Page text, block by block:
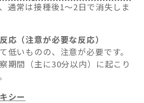
通常は接種後1〜2日で消失しま
（注意が必要な反応）
低いものの、注意が必要です。
期間（主に30分以内）に起こり
シー